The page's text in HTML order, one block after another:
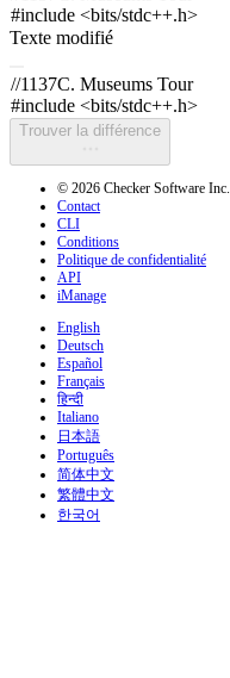
Texte modifié
Trouver la différence
© 2026 Checker Software Inc.
Contact
CLI
Conditions
Politique de confidentialité
API
iManage
English
Deutsch
Español
Français
हिन्दी
Italiano
日本語
Português
简体中文
繁體中文
한국어